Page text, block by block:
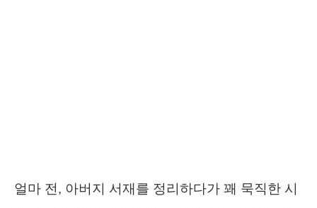
얼마 전, 아버지 서재를 정리하다가 꽤 묵직한 시